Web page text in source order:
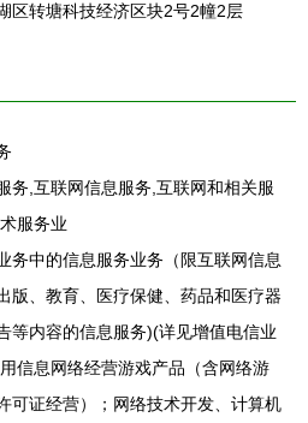
区转塘科技经济区块2号2幢2层
务,互联网信息服务,互联网和相关服
服务业
务中的信息服务业务（限互联网信息
版、教育、医疗保健、药品和医疗器
等内容的信息服务)(详见增值电信业
信息网络经营游戏产品（含网络游
可证经营）；网络技术开发、计算机